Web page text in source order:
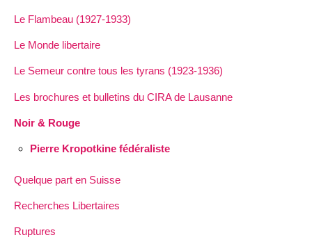
Le Flambeau (1927-1933)
Le Monde libertaire
Le Semeur contre tous les tyrans (1923-1936)
Les brochures et bulletins du CIRA de Lausanne
Noir & Rouge
Pierre Kropotkine fédéraliste
Quelque part en Suisse
Recherches Libertaires
Ruptures